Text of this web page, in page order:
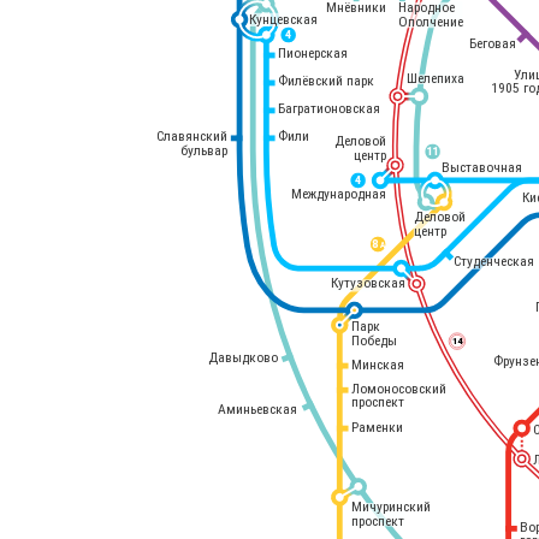
4
4
8 А
11
14
Деловой
центр
Минская
Ломоносовский
проспект
Раменки
Кунцевская
Парк
Победы
Пионерская
Филёвский парк
Багратионовская
Фили
Международная
Славянский
бульвар
Выставочная
Беговая
1905
Мичуринский
проспект
Аминьевская
Давыдково
Мнёвники
Народное
Ополчение
Шелепиха
Деловой
центр
Кутузовская
Студенческая